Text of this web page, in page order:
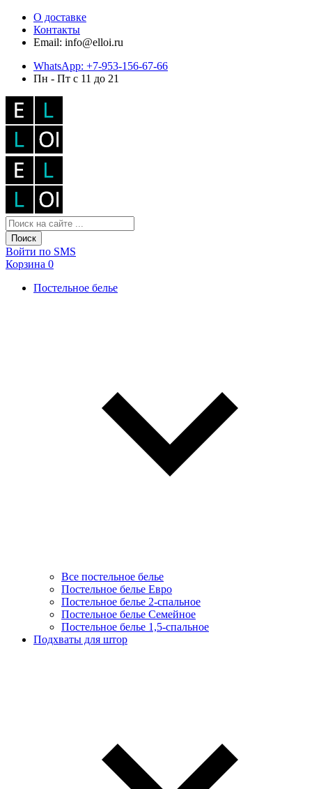
О доставке
Контакты
Email: info@elloi.ru
WhatsApp: +7-953-156-67-66
Пн - Пт с 11 до 21
Поиск
Войти по SMS
Корзина 0
Постельное белье
Все постельное белье
Постельное белье Евро
Постельное белье 2-спальное
Постельное белье Семейное
Постельное белье 1,5-спальное
Подхваты для штор